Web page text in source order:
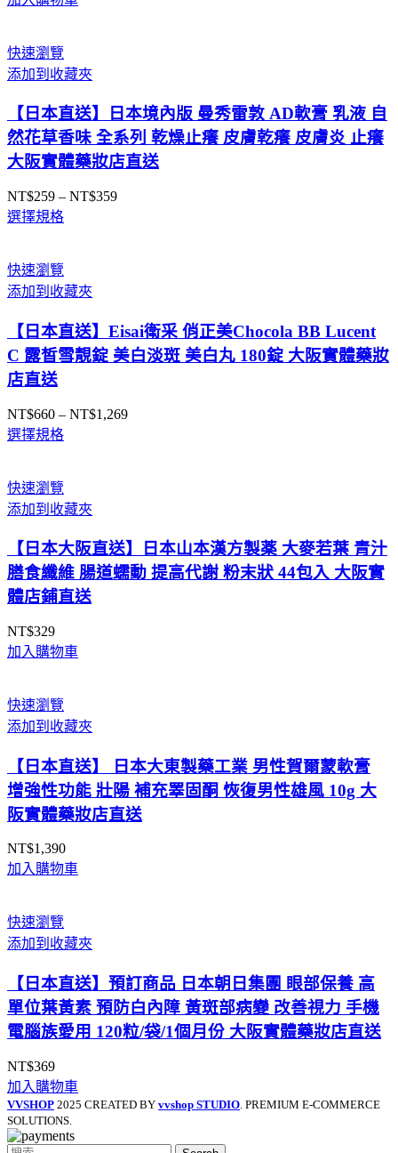
快速瀏覽
添加到收藏夾
【日本直送】日本境內版 曼秀雷敦 AD軟膏 乳液 自
然花草香味 全系列 乾燥止癢 皮膚乾癢 皮膚炎 止癢
大阪實體藥妝店直送
NT$259 – NT$359價
選擇規格
快速瀏覽
添加到收藏夾
【日本直送】Eisai衛采 俏正美Chocola BB Lucent
C 露皙雪靚錠 美白淡斑 美白丸 180錠 大阪實體藥妝
店直送
NT$660 – NT$1,269價
NT$1,269
選擇規格
快速瀏覽
添加到收藏夾
【日本大阪直送】日本山本漢方製薬 大麥若葉 青汁
膳食纖維 腸道蠕動 提高代謝 粉末狀 44包入 大阪實
體店鋪直送
NT$329
加入購物車
快速瀏覽
添加到收藏夾
【日本直送】 日本大東製藥工業 男性賀爾蒙軟膏
增強性功能 壯陽 補充睪固酮 恢復男性雄風 10g 大
阪實體藥妝店直送
NT$1,390
加入購物車
快速瀏覽
添加到收藏夾
【日本直送】預訂商品 日本朝日集團 眼部保養 高
單位葉黃素 預防白內障 黃斑部病變 改善視力 手機
電腦族愛用 120粒/袋/1個月份 大阪實體藥妝店直送
NT$369
加入購物車
VVSHOP 2025 CREATED BY vvshop STUDIO . PREMIUM E-COMMERCE
SOLUTIONS.